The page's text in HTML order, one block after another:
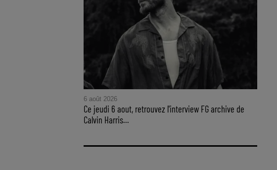
6 août 2026
Ce jeudi 6 aout, retrouvez l'interview FG archive de
Calvin Harris...